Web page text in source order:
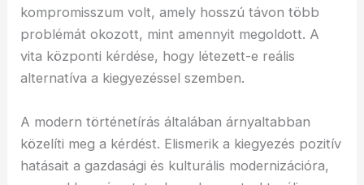
kompromisszum volt, amely hosszú távon több
problémát okozott, mint amennyit megoldott. A
vita központi kérdése, hogy létezett-e reális
alternatíva a kiegyezéssel szemben.
A modern történetírás általában árnyaltabban
közelíti meg a kérdést. Elismerik a kiegyezés pozitív
hatásait a gazdasági és kulturális modernizációra,